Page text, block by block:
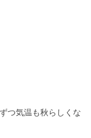
つ気温も秋らしくな